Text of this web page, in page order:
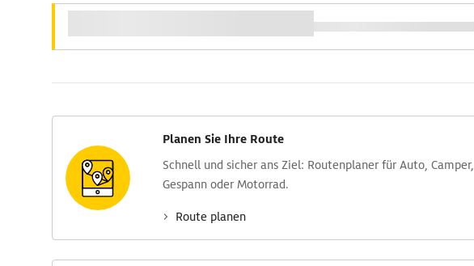
Planen Sie Ihre Route
Schnell und sicher ans Ziel: Routen­planer für Auto, Camper,
Gespann oder Motorrad.
Route planen